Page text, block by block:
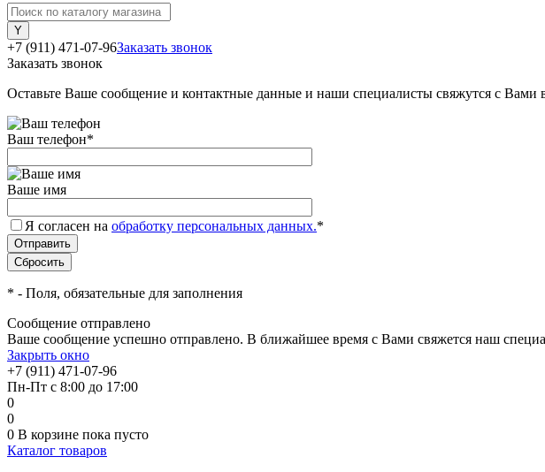
+7 (911) 471-07-96Заказать звонок
Заказать звонок
Оставьте Ваше сообщение и контактные данные и наши специалисты свяжутся с
Ваш телефон*
Ваше имя
Я согласен на обработку персональных данных.*
* - Поля, обязательные для заполнения
Сообщение отправлено
Ваше сообщение успешно отправлено. В ближайшее время с Вами свяжется наш
Закрыть окно
+7 (911) 471-07-96
Пн-Пт с 8:00 до 17:00
0
0
0 В корзине пока пусто
Каталог товаров